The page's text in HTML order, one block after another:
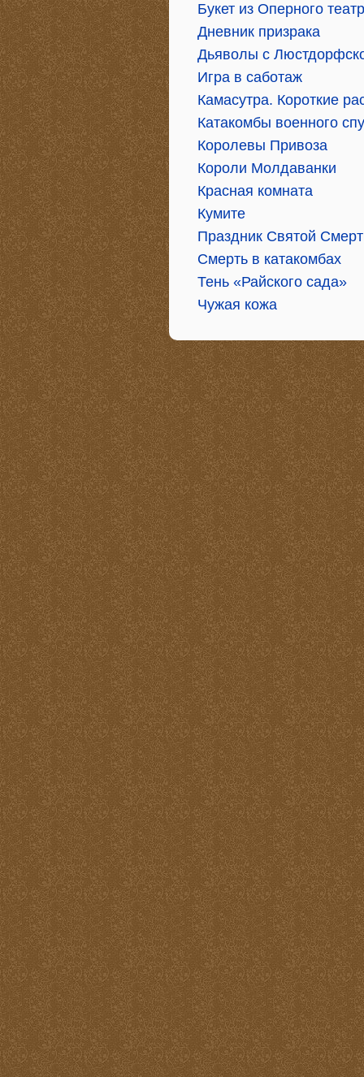
Букет из Оперного
Дневник призрака
Дьяволы с
Игра в саботаж
Камасутра. Короткие
Катакомбы военного
Королевы Привоза
Короли Молдаванки
Красная комната
Кумите
Праздник Святой
Смерть в катакомбах
Тень «Райского сада»
Чужая кожа